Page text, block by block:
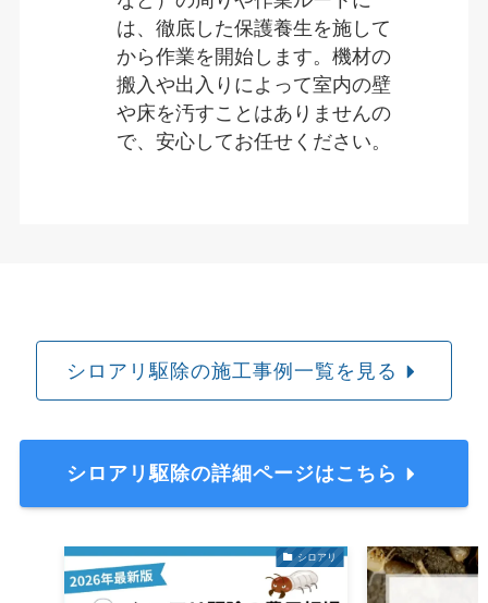
は、徹底した保護養生を施して
から作業を開始します。機材の
搬入や出入りによって室内の壁
や床を汚すことはありませんの
で、安心してお任せください。
シロアリ駆除の施工事例一覧を見る
シロアリ駆除の詳細ページはこちら
シロアリ